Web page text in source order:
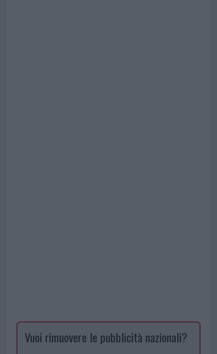
Vuoi rimuovere le pubblicità nazionali?